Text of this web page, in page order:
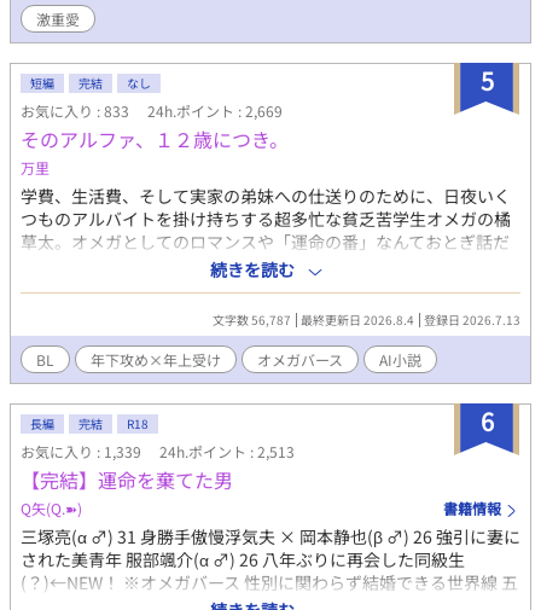
激重愛
5
短編 完結 なし
お気に入り : 833 24h.ポイント : 2,669
そのアルファ、１２歳につき。
万里
学費、生活費、そして実家の弟妹への仕送りのために、日夜いく
つものアルバイトを掛け持ちする超多忙な貧乏苦学生オメガの橘
草太。オメガとしてのロマンスや「運命の番」なんておとぎ話だ
と切り捨て、日々の生存に必死な彼の通う大学に、ある日驚天動
地の噂が駆け巡る。 それは、アメリカの有名大学を飛び級しまく
り、12歳にして大学の特任研究生として招かれた天才少年がやっ
てくるというものだった。 キャンパスに現れたのは、クォーター
で金髪青目、まるで生きているお人形のように美しく、しかし身
長153センチとちんまりした少年、光瀬川 アレクサンダー レオ。
大人の教授たちを相手に生意気に指図するレオだったが、草太を
見た瞬間に「運命の番」だと確信し、感情を昂らせて猛烈なプロ
ポーズを敢行する。 しかし、毎日の過労と安物の抑制剤のせいで
感覚がバカになっている草太は、アルファであるレオのフェロモ
ンを完全にスルー。「一生懸命背伸びしてプロポーズごっこをし
ている可愛い子供」と完全に勘違いし、みかんジュースを握らせ
て頭をよしよしと撫でまわしてしまう。 子供扱いされて耳まで真
っ赤にして悔しがるレオと、別世界のお坊ちゃまの戯れ言だと全
く相手にしない草太。あまりにも噛み合わない二人の「運命」
続きを読む
文字数 56,787 最終更新日 2026.8.4 登録日 2026.7.13
BL 年下攻め×年上受け オメガバース AI小説
6
長編 完結 R18
お気に入り : 1,339 24h.ポイント : 2,513
【完結】運命を棄てた男
Q矢(Q.➽) 書籍情報
三塚亮(α ♂) 31 身勝手傲慢浮気夫 × 岡本静也(β ♂) 26 強引に妻に
された美青年 服部颯介(α ♂) 26 八年ぶりに再会した同級生
(？)←NEW！ ※オメガバース 性別に関わらず結婚できる世界線 五
年前、大学生だった岡本静也（β）は、インターンに入った会社